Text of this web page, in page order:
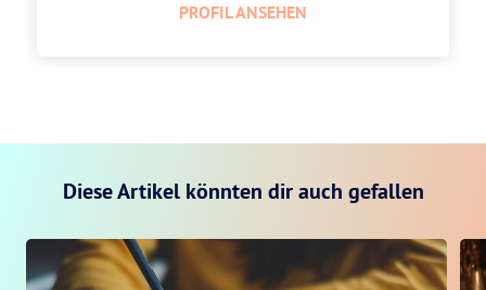
PROFIL ANSEHEN
Diese Artikel könnten dir auch gefallen